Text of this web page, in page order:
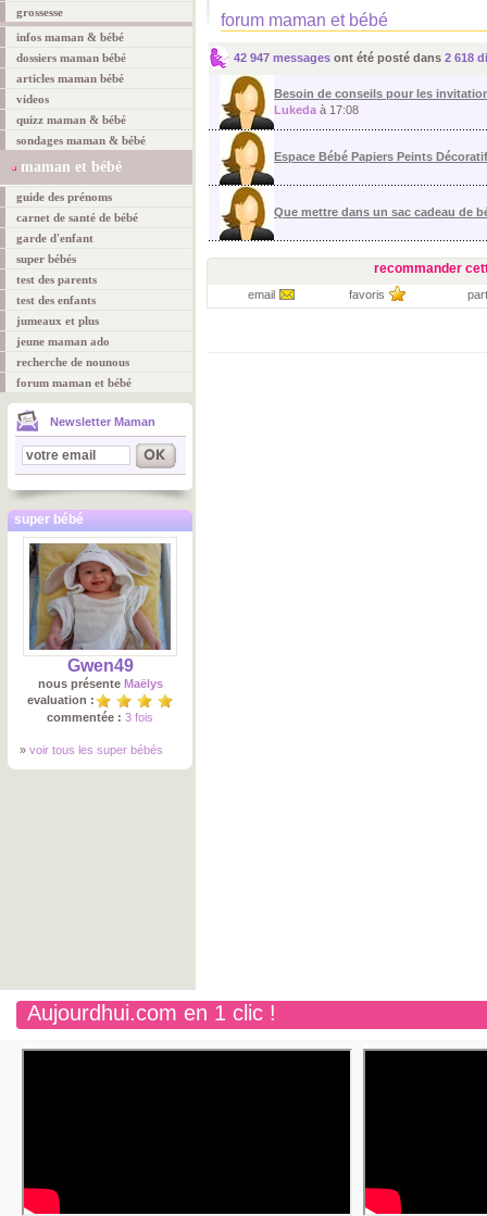
grossesse
infos maman & bébé
dossiers maman bébé
articles maman bébé
videos
quizz maman & bébé
sondages maman & bébé
maman et bébé
guide des prénoms
carnet de santé de bébé
garde d'enfant
super bébés
test des parents
test des enfants
jumeaux et plus
jeune maman ado
recherche de nounous
forum maman et bébé
Newsletter Maman
super bébé
Gwen49
nous présente Maëlys
evaluation :
commentée : 3 fois
» voir tous les super bébés
forum maman et bébé
42 947 messages ont été posté dans 2 618
Besoin de conseils pour les
Lukeda à 17:08
Espace Bébé Papiers Peints
Que mettre dans un sac cadeau de
recommander
email favoris
Aujourdhui.com en 1 clic !